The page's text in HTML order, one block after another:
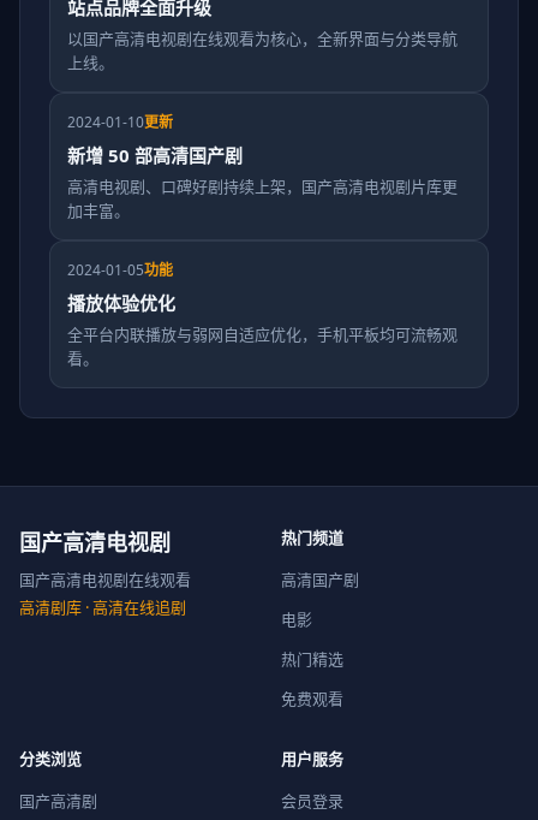
站点品牌全面升级
以国产高清电视剧在线观看为核心，全新界面与分类导航
上线。
2024-01-10更新
新增 50 部高清国产剧
高清电视剧、口碑好剧持续上架，国产高清电视剧片库更
加丰富。
2024-01-05功能
播放体验优化
全平台内联播放与弱网自适应优化，手机平板均可流畅观
看。
国产高清电视剧
国产高清电视剧在线观看
高清剧库 · 高清在线追剧
热门频道
高清国产剧
电影
热门精选
免费观看
分类浏览
国产高清剧
用户服务
会员登录